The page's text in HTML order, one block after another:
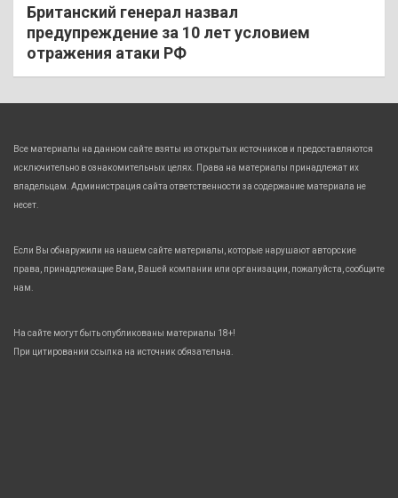
Британский генерал назвал
предупреждение за 10 лет условием
отражения атаки РФ
Все материалы на данном сайте взяты из открытых источников и предоставляются
исключительно в ознакомительных целях. Права на материалы принадлежат их
владельцам. Администрация сайта ответственности за содержание материала не
несет.
Если Вы обнаружили на нашем сайте материалы, которые нарушают авторские
права, принадлежащие Вам, Вашей компании или организации, пожалуйста, сообщите
нам.
На сайте могут быть опубликованы материалы 18+!
При цитировании ссылка на источник обязательна.